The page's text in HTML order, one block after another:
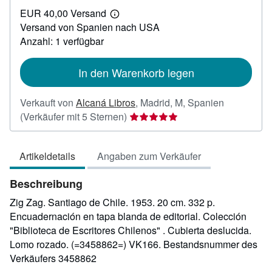
33,40
EUR 40,00 Versand
Weitere
Informationen
Versand von Spanien nach USA
Anzahl: 1 verfügbar
In den Warenkorb legen
Verkauft von Alcaná Libros, Madrid, M, Spanien
(Verkäufer mit 5 Sternen) Verkäuferbewertung
5
5
Sternen
Artikeldetails Angaben zum Verkäufer
Beschreibung
Zig Zag. Santiago de Chile. 1953. 20 cm. 332 p.
Encuadernación en tapa blanda de editorial. Colección
"Biblioteca de Escritores Chilenos" . Cubierta deslucida.
Lomo rozado. (=3458862=) VK166. Bestandsnummer des
Verkäufers 3458862